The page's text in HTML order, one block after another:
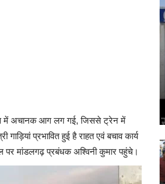
में अचानक आग लग गई, जिससे ट्रेन में
प्रभावित हुई है राहत एवं बचाव कार्य
पर मांडलगढ़ प्रबंधक अश्विनी कुमार पहुंचे।